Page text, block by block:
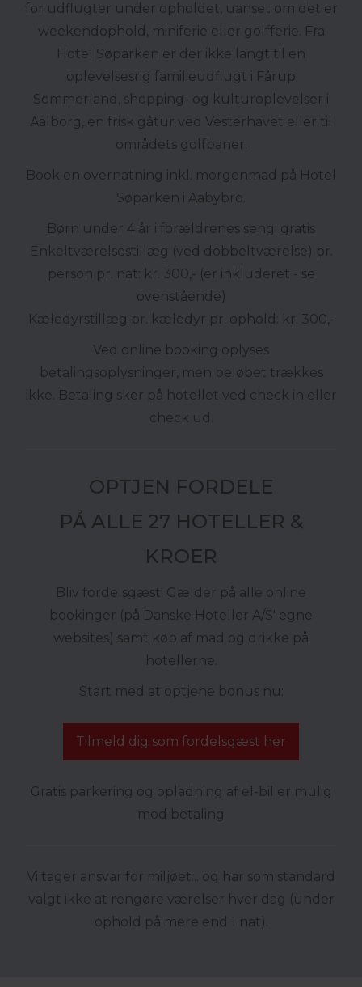
for udflugter under opholdet, uanset om det er
weekendophold, miniferie eller golfferie. Fra
Hotel Søparken er der ikke langt til en
oplevelsesrig familieudflugt i Fårup
Sommerland, shopping- og kulturoplevelser i
Aalborg, en frisk gåtur ved Vesterhavet eller til
områdets golfbaner.
Book en overnatning inkl. morgenmad på Hotel
Søparken i Aabybro.
Børn under 4 år i forældrenes seng: gratis
Enkeltværelsestillæg (ved dobbeltværelse) pr.
person pr. nat: kr. 300,- (er inkluderet - se
ovenstående)
Kæledyrstillæg pr. kæledyr pr. ophold: kr. 300,-
Ved online booking oplyses
betalingsoplysninger, men beløbet trækkes
ikke. Betaling sker på hotellet ved check in eller
check ud.
OPTJEN FORDELE
PÅ ALLE 27 HOTELLER &
KROER
Bliv fordelsgæst! Gælder på alle online
bookinger (på Danske Hoteller A/S' egne
websites) samt køb af mad og drikke på
hotellerne.
Start med at optjene bonus nu:
Tilmeld dig som fordelsgæst her
Gratis parkering og opladning af el-bil er mulig
mod betaling
Vi tager ansvar for miljøet... og har som standard
valgt ikke at rengøre værelser hver dag (under
ophold på mere end 1 nat).